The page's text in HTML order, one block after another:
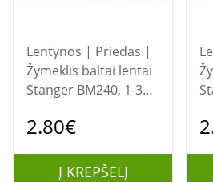
Lentynos | Priedas |
Žymeklis baltai lentai
Stanger BM240, 1-3
raudonas 1 vnt.
2.80€
Į KREPŠELĮ